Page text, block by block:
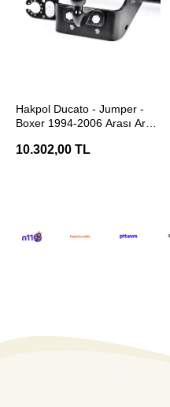
Hakpol Ducato - Jumper -
Boxer 1994-2006 Arası Araç
10.302,00 TL